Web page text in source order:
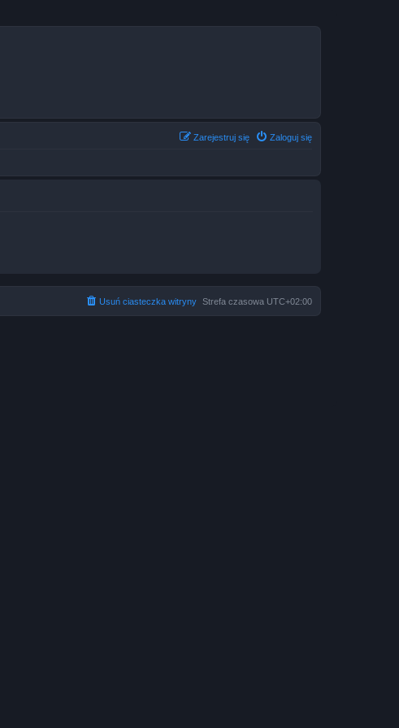
Zaloguj się
Zarejestruj się
Strefa czasowa UTC+02:00
Usuń ciasteczka witryny